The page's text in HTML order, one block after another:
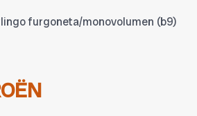
furgoneta/monovolumen (b9)